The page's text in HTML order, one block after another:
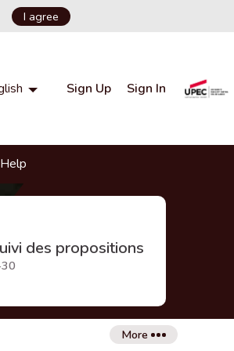
link)
I agree
Choisir la langue Choose language
Sign Up Sign In
Help
des propositions
More